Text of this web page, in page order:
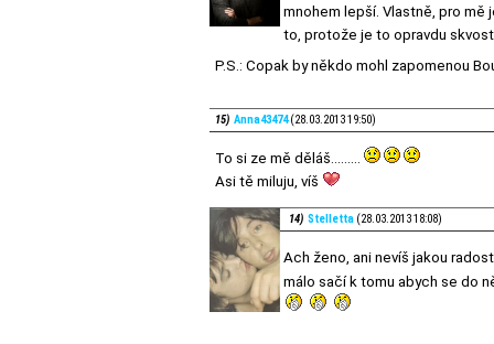
mnohem lepší. Vlastně, pro
to, protože je to opravdu
P.S.: Copak by někdo mohl zapomenou
15) Anna43474(28.03.2013 19:50)
To si ze mě děláš.........
Asi tě miluju, víš
14) Stelletta (28.03.2013 18:08)
Ach ženo, ani nevíš jakou
málo sačí k tomu abych se do